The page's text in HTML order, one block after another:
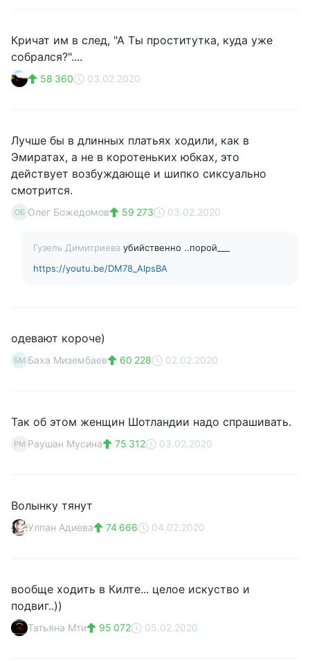
Кричат им в след, "А Ты проститутка, куда уже
собрался?"....
58 360 03.02.2020
Лучше бы в длинных платьях ходили, как в
Эмиратах, а не в коротеньких юбках, это
действует возбуждающе и шипко сиксуально
смотрится.
ОБ Олег Божедомов 59 273 03.02.2020
Гузель Димитриева убийственно ..порой___
https://youtu.be/DM78_AlpsBA
одевают короче)
БМ Баха Мизембаев 60 228 02.02.2020
Так об этом женщин Шотландии надо спрашивать.
РМ Раушан Мусина 75 312 03.02.2020
Волынку тянут
Улпан Адиева 74 666 04.02.2020
вообще ходить в Килте... целое искуство и
подвиг..))
Татьяна Мти 95 072 05.02.2020